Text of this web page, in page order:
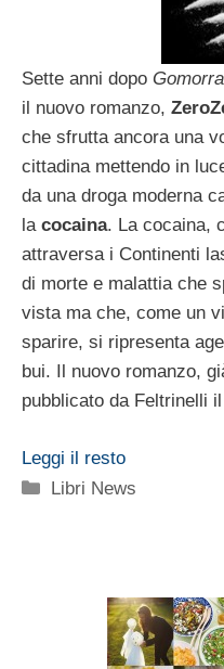
Sette anni dopo Gomorra
il nuovo romanzo,
che sfrutta ancora una
cittadina mettendo in
da una droga moderna
la cocaina. La cocaina,
attraversa i Continenti
di morte e malattia che
vista ma che, come un
sparire, si ripresenta
bui. Il nuovo romanzo,
pubblicato da Feltrinelli
Leggi il resto
Categorie
Libri News